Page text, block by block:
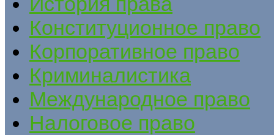
Конституционное право
Корпоративное право
Криминалистика
Международное право
Налоговое право